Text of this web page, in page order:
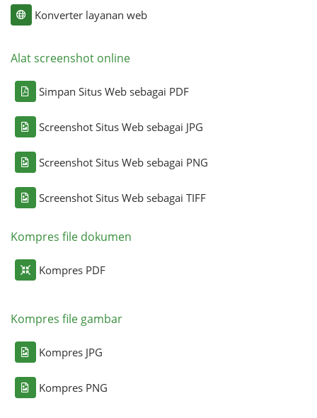
Konverter layanan web
Alat screenshot online
Simpan Situs Web sebagai PDF
Screenshot Situs Web sebagai JPG
Screenshot Situs Web sebagai PNG
Screenshot Situs Web sebagai TIFF
Kompres file dokumen
Kompres PDF
Kompres file gambar
Kompres JPG
Kompres PNG